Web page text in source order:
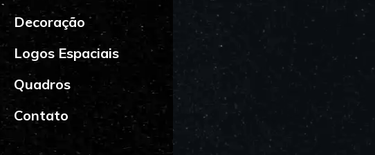
Decoração
Logos Espaciais
Quadros
Contato